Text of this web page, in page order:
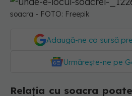
soacra - FOTO: Freepik
Adaugă-ne ca sursă
Urmărește-ne pe
Relația cu soacra